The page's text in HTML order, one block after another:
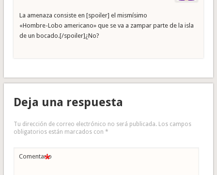
La amenaza consiste en [spoiler] el mismísimo
«Hombre-Lobo americano» que se va a zampar parte de la isla
de un bocado.[/spoiler]¿No?
Deja una respuesta
Tu dirección de correo electrónico no será publicada. Los campos
obligatorios están marcados con *
Comentario
*